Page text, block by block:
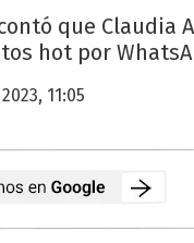
que
hot por
11:05